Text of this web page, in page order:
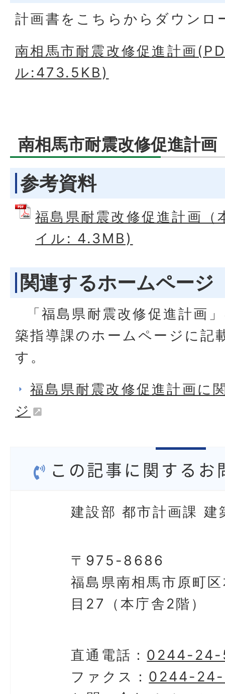
計画書をこちらからダウンロ
南相馬市耐震改修促進計画
ル:473.5KB)
南相馬市耐震改修促進計画
参考資料
福島県耐震改修促進計画
イル: 4.3MB)
関連するホームページ
「福島県耐震改修促進計画
築指導課のホームページに記
す。
福島県耐震改修促進計画に
ジ
この記事に関するお
建設部 都市計画課 建
〒975-8686
福島県南相馬市原町
目27（本庁舎2階）
直通電話： 0244-
ファクス： 0244-